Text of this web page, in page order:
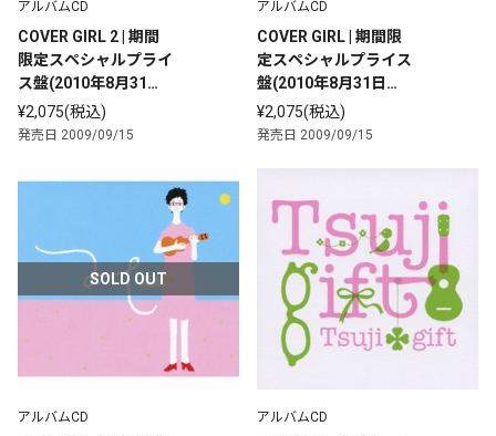
アルバムCD
COVER GIRL 2 | 期間
限定スペシャルプライ
ス盤(2010年8月31日
まで)
¥2,075(税込)
発売日 2009/09/15
アルバムCD
COVER GIRL | 期間限
定スペシャルプライス
盤(2010年8月31日ま
で)
¥2,075(税込)
発売日 2009/09/15
SOLD OUT
アルバムCD アルバムCD